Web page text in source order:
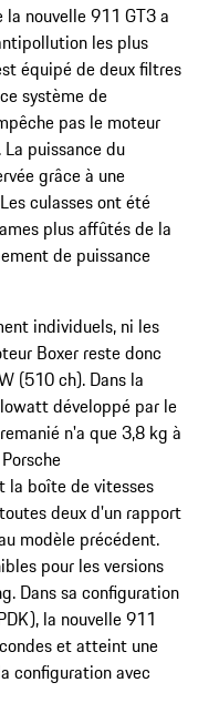
nouvelle 911 GT3 a
les plus
équipé de deux filtres
système de
pas le moteur
puissance du
grâce à une
culasses ont été
plus affûtés de la
de puissance
individuels, ni les
Boxer reste donc
(510 ch). Dans la
développé par le
n'a que 3,8 kg à
la boîte de vitesses
deux d'un rapport
modèle précédent.
pour les versions
Dans sa configuration
la nouvelle 911
et atteint une
configuration avec